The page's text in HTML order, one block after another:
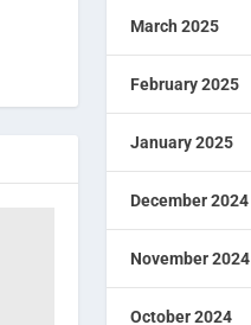
March 2025
February 2025
January 2025
December 2024
November 2024
October 2024